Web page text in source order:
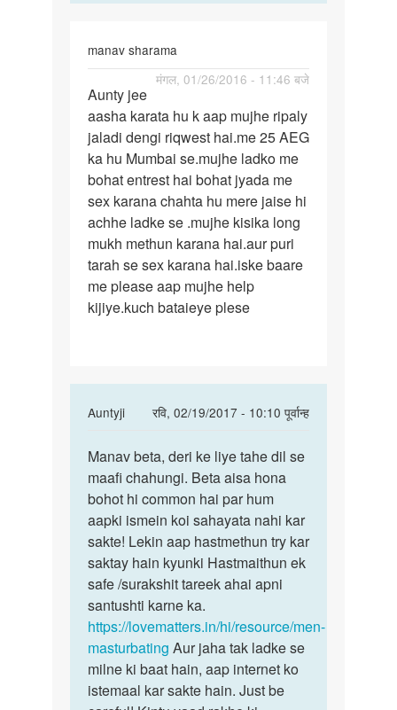
manav sharama
मंगल, 01/26/2016 - 11:46 बजे
Aunty
jee
aasha
karata
hu
k
Aunty jee
aasha karata hu k aap mujhe ripaly
jaladi dengi riqwest hai.me 25 AEG
ka hu Mumbai se.mujhe ladko me
bohat entrest hai bohat jyada me
sex karana chahta hu mere jaise hi
achhe ladke se .mujhe kisika long
mukh methun karana hai.aur puri
tarah se sex karana hai.iske baare
me please aap mujhe help
kijiye.kuch bataieye plese
Auntyji
रवि, 02/19/2017 - 10:10 पूर्वान्ह
In
to
Aunty
jee
aasha
karata
hu
k
by
manav
sharama
Manav
beta,
deri
ke
liye
tahe
Manav beta, deri ke liye tahe dil se
maafi chahungi. Beta aisa hona
bohot hi common hai par hum
aapki ismein koi sahayata nahi kar
sakte! Lekin aap hastmethun try kar
saktay hain kyunki Hastmaithun ek
safe /surakshit tareek ahai apni
santushti karne ka.
https://lovematters.in/hi/resource/men-
masturbating Aur jaha tak ladke se
milne ki baat hain, aap internet ko
istemaal kar sakte hain. Just be